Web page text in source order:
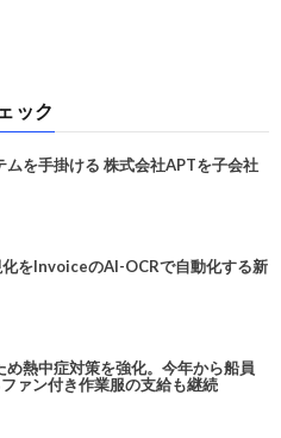
ック
を手掛ける 株式会社APTを子会社
をInvoiceのAI-OCRで自動化する新
熱中症対策を強化。今年から船員
ァン付き作業服の支給も継続